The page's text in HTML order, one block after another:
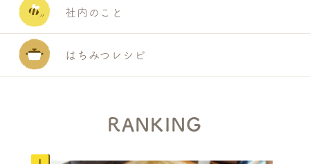
社内のこと
はちみつレシピ
RANKING
C
H